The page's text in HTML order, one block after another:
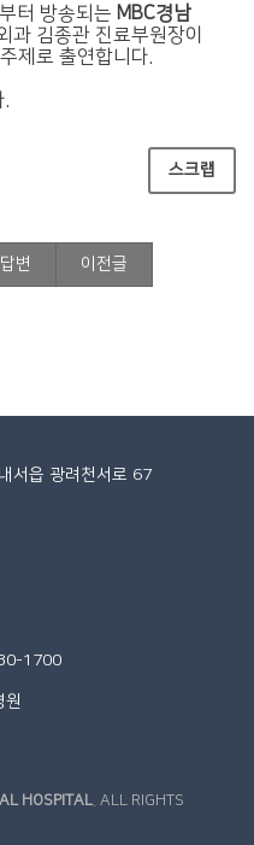
터 방송되는 MBC경남
과 김종관 진료부원장이
제로 출연합니다.
.
스크랩
답변 이전글
서읍 광려천서로 67
1700
원
HOSPITAL . ALL RIGHTS